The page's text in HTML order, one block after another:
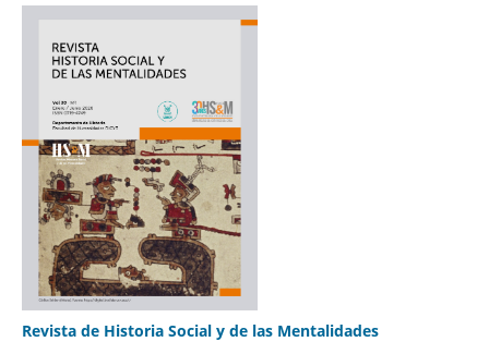
Revista de Historia Social y de las Mentalidades